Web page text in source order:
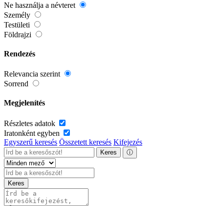
Ne használja a névteret
Személy
Testületi
Földrajzi
Rendezés
Relevancia szerint
Sorrend
Megjelenítés
Részletes adatok
Iratonként egyben
Egyszerű keresés Összetett keresés Kifejezés
Keres ⓘ
Keres